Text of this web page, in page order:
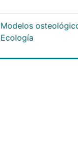
Modelos
Ecología